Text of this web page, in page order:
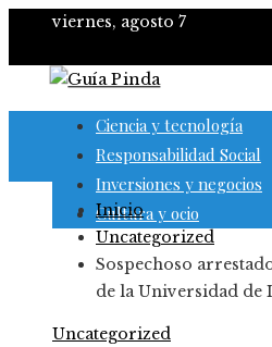
viernes, agosto 7
Ciencia y tecnología
Responsabilidad Social
Inversiones y negocios
Cultura y ocio
Inicio
Uncategorized
Sospechoso
de la Universidad de
Uncategorized